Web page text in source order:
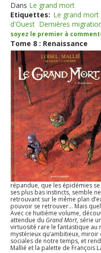
Dans Le grand mort
Etiquettes: Le grand mort
d'Ouest Dernières
soyez le premier à
Tome 8 : Renaissance
répandue, que les épidémies
ses plus bas instincts, semble
retrouvant sur le même plan
pouvoir se retrouver… Mais
Avec ce huitième volume,
attendue du Grand Mort, série
virtuosité rare le fantastique au
mystérieux qu’ambitieux,
sociales de notre temps, et
Mallié et la palette de François